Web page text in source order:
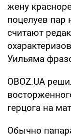
жену
поцелуев пар
считают
Уильяма
OBOZ.UA
герцога на
Обычно